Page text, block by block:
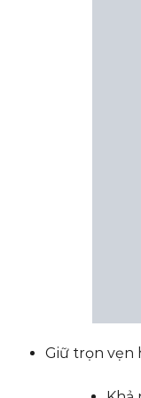
Giữ trọn vẹn